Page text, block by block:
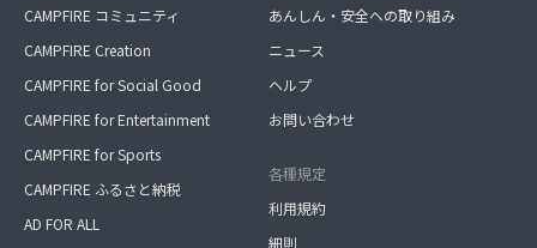
CAMPFIRE コミュニティ
CAMPFIRE Creation
CAMPFIRE for Social Good
CAMPFIRE for Entertainment
CAMPFIRE for Sports
CAMPFIRE ふるさと納税
AD FOR ALL
あんしん・安全への取り組み
ニュース
ヘルプ
お問い合わせ
各種規定
利用規約
細則